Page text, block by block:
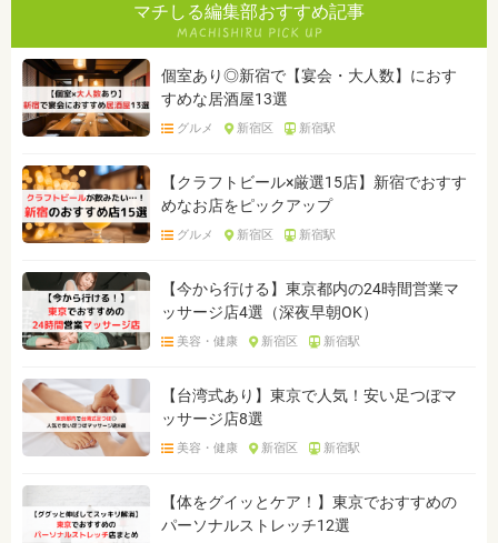
マチしる編集部おすすめ記事
個室あり◎新宿で【宴会・大人数】におす
すめな居酒屋13選
グルメ 新宿区 新宿駅
【クラフトビール×厳選15店】新宿でおすす
めなお店をピックアップ
グルメ 新宿区 新宿駅
【今から行ける】東京都内の24時間営業マ
ッサージ店4選（深夜早朝OK）
美容・健康 新宿区 新宿駅
【台湾式あり】東京で人気！安い足つぼマ
ッサージ店8選
美容・健康 新宿区 新宿駅
【体をグイッとケア！】東京でおすすめの
パーソナルストレッチ12選